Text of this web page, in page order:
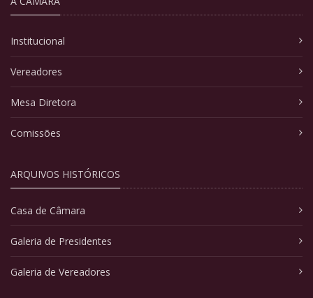
Institucional
Vereadores
Mesa Diretora
Comissões
ARQUIVOS HISTÓRICOS
Casa de Câmara
Galeria de Presidentes
Galeria de Vereadores